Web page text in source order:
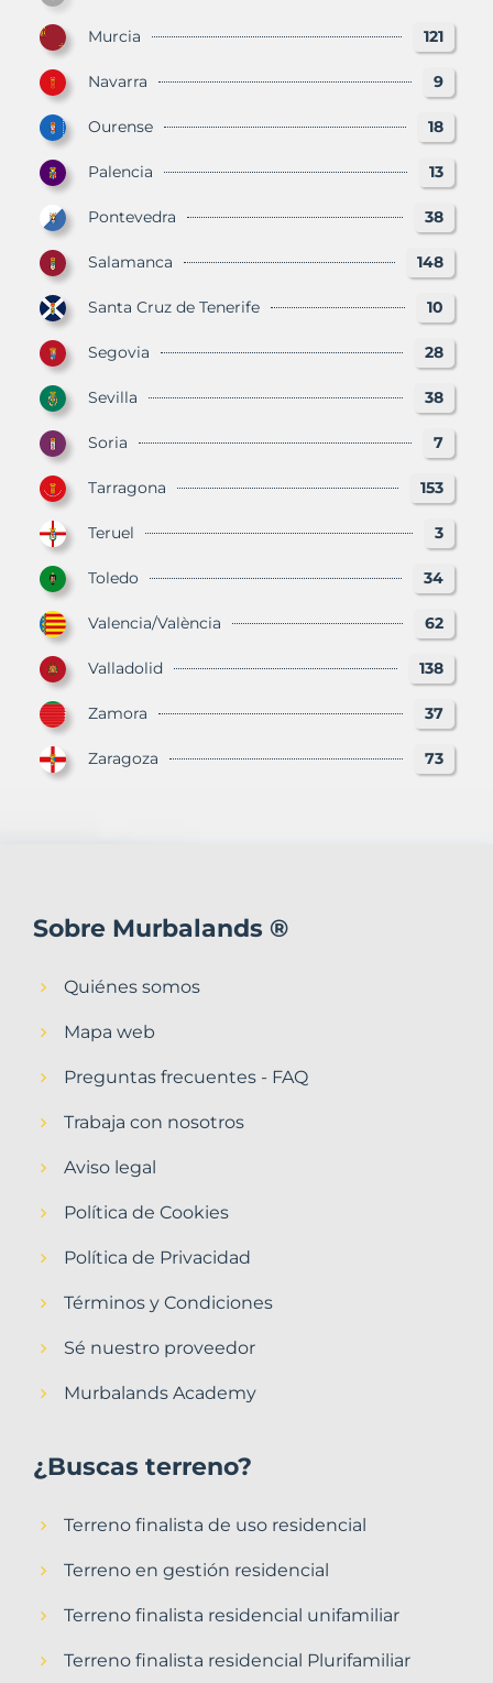
Murcia 121
Navarra 9
Ourense 18
Palencia 13
Pontevedra 38
Salamanca 148
Santa Cruz de Tenerife 10
Segovia 28
Sevilla 38
Soria 7
Tarragona 153
Teruel 3
Toledo 34
Valencia/València 62
Valladolid 138
Zamora 37
Zaragoza 73
Sobre Murbalands ®
Quiénes somos
Mapa web
Preguntas frecuentes - FAQ
Trabaja con nosotros
Aviso legal
Política de Cookies
Política de Privacidad
Términos y Condiciones
Sé nuestro proveedor
Murbalands Academy
¿Buscas terreno?
Terreno finalista de uso residencial
Terreno en gestión residencial
Terreno finalista residencial unifamiliar
Terreno finalista residencial Plurifamiliar